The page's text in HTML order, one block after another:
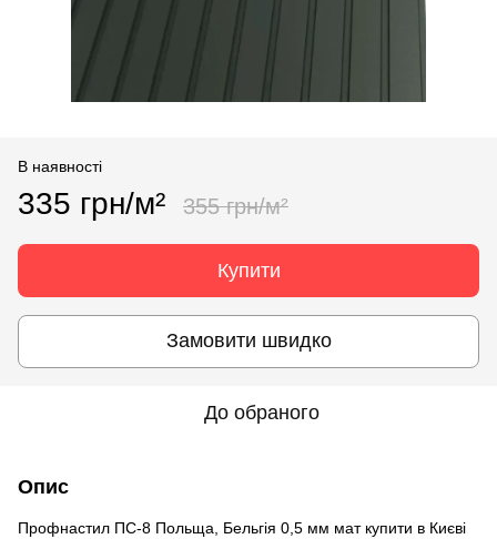
В наявності
335 грн/м² 355 грн/м²
Купити
Замовити швидко
До обраного
Опис
Профнастил ПС-8 Польща, Бельгія 0,5 мм мат купити в Києві